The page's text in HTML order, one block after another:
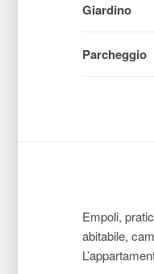
Giardino
Parcheggio
Empoli,
abitabile,